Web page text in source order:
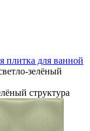
плитка для ванной
зелёный
структура